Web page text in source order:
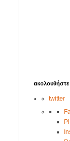
ακολουθήστε
twitter